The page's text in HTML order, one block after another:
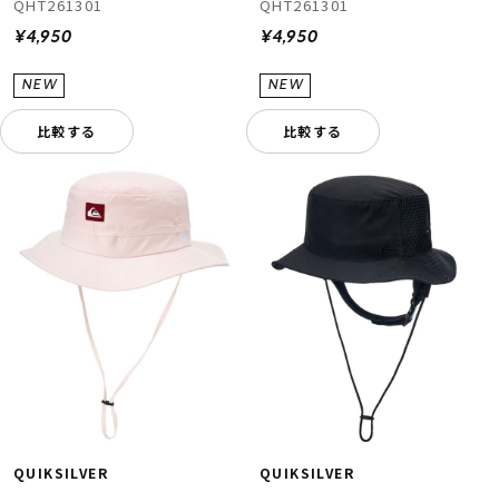
ムラサキスポーツ 公式アプリ
QHT261301
¥4,950
比較する
QHT261301
¥4,950
比較する
QUIKSILVER QUIKSILVER